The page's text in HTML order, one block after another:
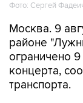
Фото: Сергей
Москва. 9
районе
ограничено
концерта,
транспорта.